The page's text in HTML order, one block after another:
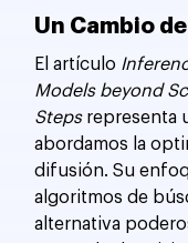
Un Cambio
El artículo
Models beyond
Steps representa
abordamos la
difusión. Su
algoritmos de
alternativa